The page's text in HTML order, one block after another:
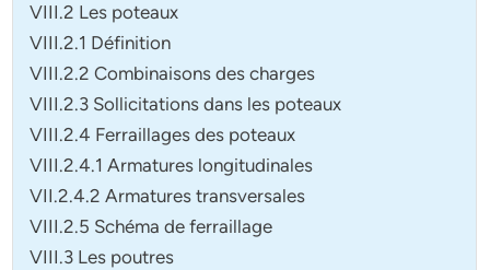
VIII.2 Les poteaux
VIII.2.1 Définition
VIII.2.2 Combinaisons des charges
VIII.2.3 Sollicitations dans les poteaux
VIII.2.4 Ferraillages des poteaux
VIII.2.4.1 Armatures longitudinales
VII.2.4.2 Armatures transversales
VIII.2.5 Schéma de ferraillage
VIII.3 Les poutres